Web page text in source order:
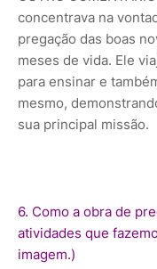
concentrava na
pregação das boas
meses de vida. Ele
para ensinar e
mesmo,
sua principal missão.
6. Como a obra de
atividades que
imagem.)